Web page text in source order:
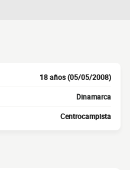
18 años (05/05/2008)
Dinamarca
Centrocampista